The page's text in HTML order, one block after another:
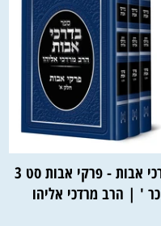
בדרכי אבות - פרקי אבות סט 3
כר ' | הרב מרדכי אליהו